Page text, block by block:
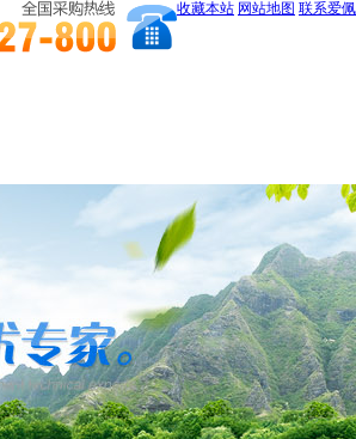
收藏本站 网站地图 联系爱佩